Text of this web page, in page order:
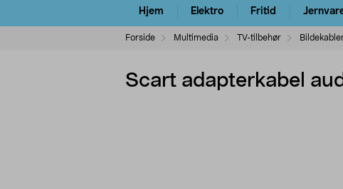
Hjem Elektro Fritid
Forside Multimedia TV-tilbehør
Scart adapterkabel